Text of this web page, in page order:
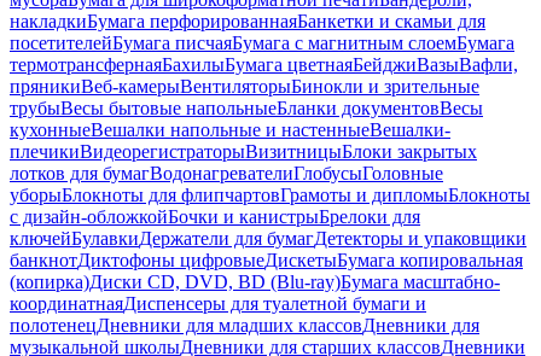
накладкиБумага перфорированнаяБанкетки и скамьи для
посетителейБумага писчаяБумага с магнитным слоемБумага
термотрансфернаяБахилыБумага цветнаяБейджиВазыВафли,
пряникиВеб-камерыВентиляторыБинокли и зрительные
трубыВесы бытовые напольныеБланки документовВесы
кухонныеВешалки напольные и настенныеВешалки-
плечикиВидеорегистраторыВизитницыБлоки закрытых
лотков для бумагВодонагревателиГлобусыГоловные
уборыБлокноты для флипчартовГрамоты и дипломыБлокноты
с дизайн-обложкойБочки и канистрыБрелоки для
ключейБулавкиДержатели для бумагДетекторы и упаковщики
банкнотДиктофоны цифровыеДискетыБумага копировальная
(копирка)Диски CD, DVD, BD (Blu-ray)Бумага масштабно-
координатнаяДиспенсеры для туалетной бумаги и
полотенецДневники для младших классовДневники для
музыкальной школыДневники для старших классовДневники